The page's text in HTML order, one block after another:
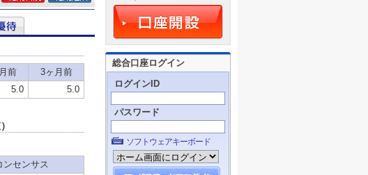
総合口座ログイン
ログインID
パスワード
ソフトウェアキーボード